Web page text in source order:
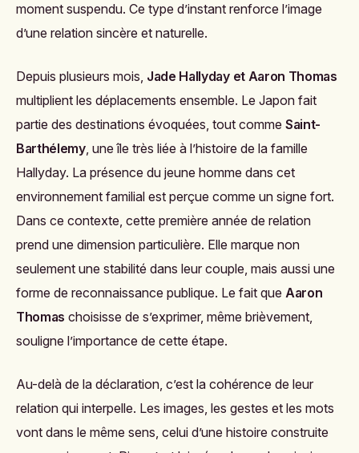
moment suspendu. Ce type d’instant renforce l’image
d’une relation sincère et naturelle.
Depuis plusieurs mois, Jade Hallyday et Aaron Thomas
multiplient les déplacements ensemble. Le Japon fait
partie des destinations évoquées, tout comme Saint-
Barthélemy, une île très liée à l’histoire de la famille
Hallyday. La présence du jeune homme dans cet
environnement familial est perçue comme un signe fort.
Dans ce contexte, cette première année de relation
prend une dimension particulière. Elle marque non
seulement une stabilité dans leur couple, mais aussi une
forme de reconnaissance publique. Le fait que Aaron
Thomas choisisse de s’exprimer, même brièvement,
souligne l’importance de cette étape.
Au-delà de la déclaration, c’est la cohérence de leur
relation qui interpelle. Les images, les gestes et les mots
vont dans le même sens, celui d’une histoire construite